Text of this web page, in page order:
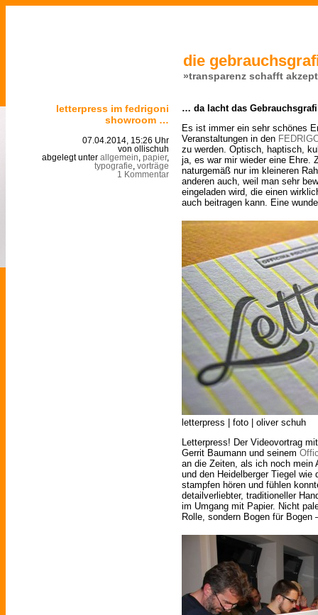
die
»transparenz schafft
letterpress im fedrigoni
showroom …
07.04.2014, 15:26 Uhr
von ollischuh
abgelegt unter allgemein papier,
typografie vorträge
1 Kommentar
… da lacht das
Es ist immer ein sehr schönes
Veranstaltungen in den
zu werden. Optisch, haptisch,
ja, es war mir wieder eine Ehre.
naturgemäß nur im kleineren
anderen auch, weil man sehr
eingeladen wird, die einen
auch beitragen kann. Eine
letterpress | foto | oliver schuh
Letterpress! Der Videovortrag
Gerrit Baumann und seinem
an die Zeiten, als ich noch mein
und den Heidelberger Tiegel
stampfen hören und fühlen
detailverliebter, traditioneller
im Umgang mit Papier. Nicht
Rolle, sondern Bogen für Bogen